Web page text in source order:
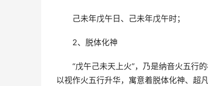
己未年戊午日、己未年戊午时；
2、脱体化神
“戊午己未天上火”，乃是纳音火五行
以视作火五行升华，寓意着脱体化神、超凡